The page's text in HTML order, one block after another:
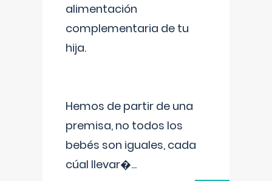
alimentación
complementaria de tu
hija.
Hemos de partir de una
premisa, no todos los
bebés son iguales, cada
cúal llevar�...